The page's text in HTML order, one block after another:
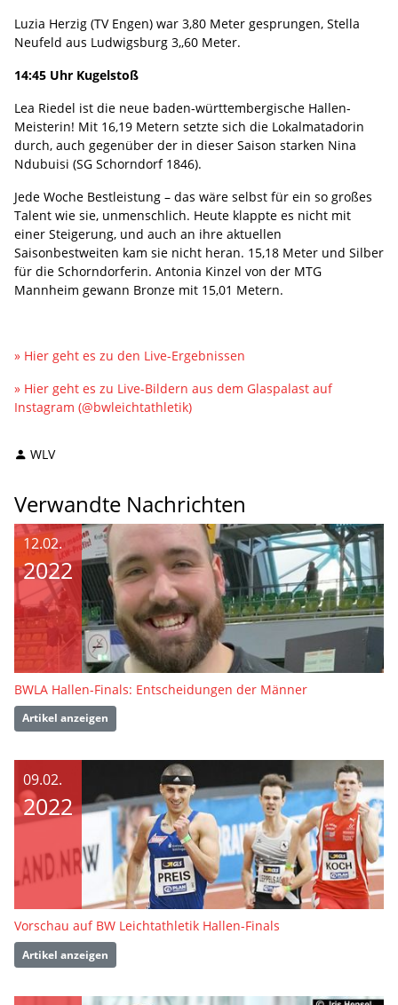
Luzia Herzig (TV Engen) war 3,80 Meter gesprungen, Stella
Neufeld aus Ludwigsburg 3,,60 Meter.
14:45 Uhr Kugelstoß
Lea Riedel ist die neue baden-württembergische Hallen-
Meisterin! Mit 16,19 Metern setzte sich die Lokalmatadorin
durch, auch gegenüber der in dieser Saison starken Nina
Ndubuisi (SG Schorndorf 1846).
Jede Woche Bestleistung – das wäre selbst für ein so großes
Talent wie sie, unmenschlich. Heute klappte es nicht mit
einer Steigerung, und auch an ihre aktuellen
Saisonbestweiten kam sie nicht heran. 15,18 Meter und Silber
für die Schorndorferin. Antonia Kinzel von der MTG
Mannheim gewann Bronze mit 15,01 Metern.
» Hier geht es zu den Live-Ergebnissen
» Hier geht es zu Live-Bildern aus dem Glaspalast auf
Instagram (@bwleichtathletik)
WLV
Verwandte Nachrichten
12.02.
2022
BWLA Hallen-Finals: Entscheidungen der Männer
Artikel anzeigen
09.02.
2022
Vorschau auf BW Leichtathletik Hallen-Finals
Artikel anzeigen